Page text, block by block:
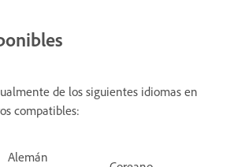
de los siguientes idiomas en
compatibles:
Alemán